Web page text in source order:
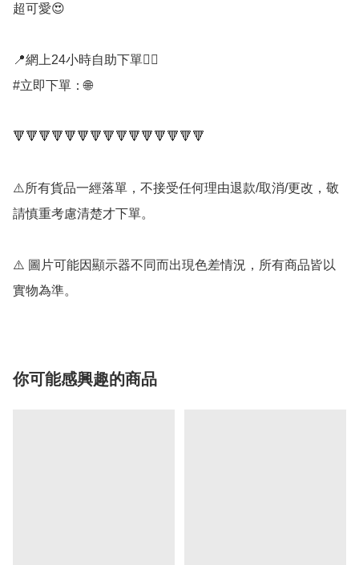
超可愛😍
📍網上24小時自助下單👍🏻
#立即下單：🌐
🔻🔻🔻🔻🔻🔻🔻🔻🔻🔻🔻🔻🔻🔻🔻
⚠️所有貨品一經落單，不接受任何理由退款/取消/更改，敬
請慎重考慮清楚才下單。
⚠️ 圖片可能因顯示器不同而出現色差情況，所有商品皆以
實物為準。
你可能感興趣的商品